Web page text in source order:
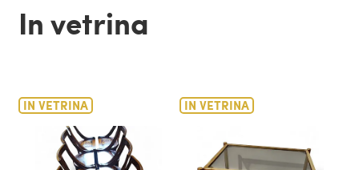
In vetrina
IN VETRINA IN VETRINA